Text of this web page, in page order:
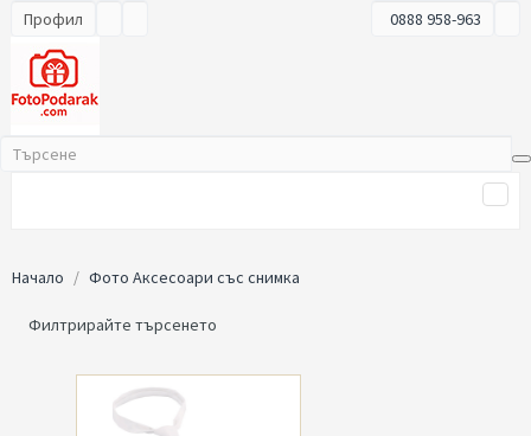
Профил 0888 958-963
Начало Фото Аксесоари със снимка
Филтрирайте търсенето